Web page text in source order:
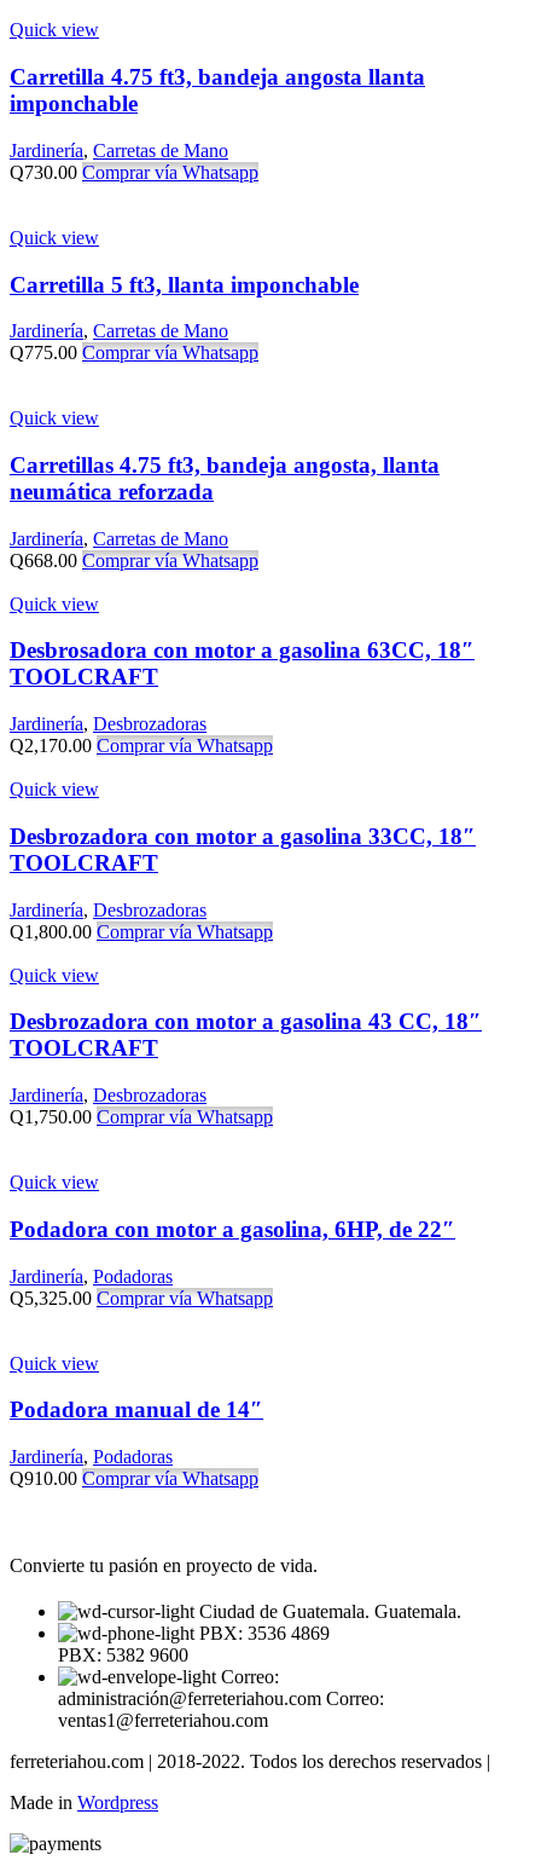
Quick view
Carretilla 4.75 ft3, bandeja angosta llanta
imponchable
Jardinería, Carretas de Mano
Q730.00 Comprar vía Whatsapp
Quick view
Carretilla 5 ft3, llanta imponchable
Jardinería, Carretas de Mano
Q775.00 Comprar vía Whatsapp
Quick view
Carretillas 4.75 ft3, bandeja angosta, llanta
neumática reforzada
Jardinería, Carretas de Mano
Q668.00 Comprar vía Whatsapp
Quick view
Desbrosadora con motor a gasolina 63CC, 18″
TOOLCRAFT
Jardinería, Desbrozadoras
Q2,170.00 Comprar vía Whatsapp
Quick view
Desbrozadora con motor a gasolina 33CC, 18″
TOOLCRAFT
Jardinería, Desbrozadoras
Q1,800.00 Comprar vía Whatsapp
Quick view
Desbrozadora con motor a gasolina 43 CC, 18″
TOOLCRAFT
Jardinería, Desbrozadoras
Q1,750.00 Comprar vía Whatsapp
Quick view
Podadora con motor a gasolina, 6HP, de 22″
Jardinería, Podadoras
Q5,325.00 Comprar vía Whatsapp
Quick view
Podadora manual de 14″
Jardinería, Podadoras
Q910.00 Comprar vía Whatsapp
Convierte tu pasión en proyecto de vida.
Ciudad de Guatemala. Guatemala.
PBX: 3536 4869
PBX: 5382 9600
Correo:
administración@ferreteriahou.com Correo:
ventas1@ferreteriahou.com
ferreteriahou.com | 2018-2022. Todos los derechos reservados |
Made in Wordpress